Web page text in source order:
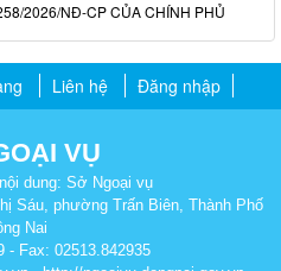
2026/NĐ-CP CỦA CHÍNH PHỦ
Liên hệ Đăng nhập
VỤ
dung: Sở Ngoại vụ
Sáu, phường Trấn Biên, Thành Phố
Nai
- Fax: 02513.842935